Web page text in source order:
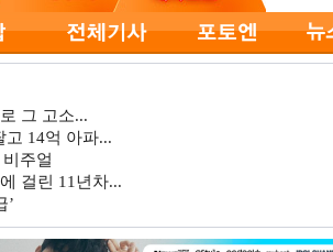
그 고소...
14억 아파...
주얼
걸린 11년차...
’